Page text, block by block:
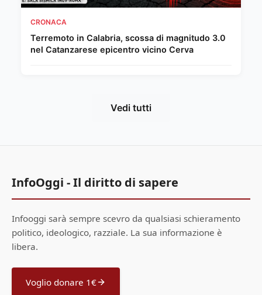
CRONACA
Terremoto in Calabria, scossa di magnitudo 3.0
nel Catanzarese epicentro vicino Cerva
Vedi tutti
InfoOggi - Il diritto di sapere
Infooggi sarà sempre scevro da qualsiasi schieramento
politico, ideologico, razziale. La sua informazione è
libera.
Voglio donare 1€